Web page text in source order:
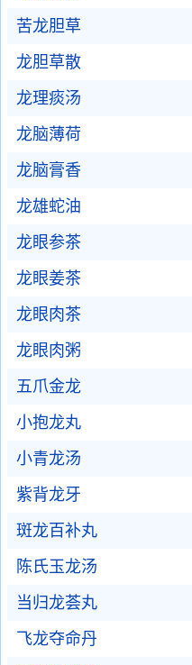
苦龙胆草
龙胆草散
龙理痰汤
龙脑薄荷
龙脑膏香
龙雄蛇油
龙眼参茶
龙眼姜茶
龙眼肉茶
龙眼肉粥
五爪金龙
小抱龙丸
小青龙汤
紫背龙牙
斑龙百补丸
陈氏玉龙汤
当归龙荟丸
飞龙夺命丹